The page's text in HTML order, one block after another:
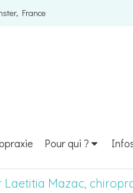
France
Pour qui ?
Laetitia Mazac,